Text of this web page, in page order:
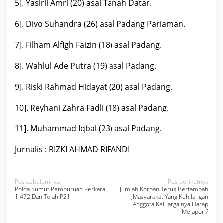
5]. Yasirli Amri (20) asal Tanah Datar.
6]. Divo Suhandra (26) asal Padang Pariaman.
7]. Filham Alfigh Faizin (18) asal Padang.
8]. Wahlul Ade Putra (19) asal Padang.
9]. Riski Rahmad Hidayat (20) asal Padang.
10]. Reyhani Zahra Fadli (18) asal Padang.
11]. Muhammad Iqbal (23) asal Padang.
Jurnalis : RIZKI AHMAD RIFANDI
N
a
Pos sebelumnya
Polda Sumut Pemburuan Perkara
1.472 Dan Telah P21
Pos berikutnya
Jumlah Korban Terus Bertambah
,Masyarakat Yang Kehilangan
Anggota Keluarga nya Harap
Melapor ?